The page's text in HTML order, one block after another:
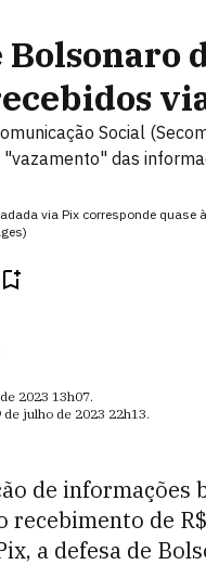
Bolsonaro
Social
das
via Pix corresponde
2023 13h07.
de julho de 2023 22h13.
de informações
recebimento de
a defesa de